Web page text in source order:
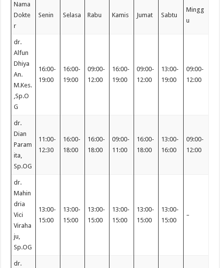
Nama
Dokte
r
Senin Selasa Rabu Kamis Jumat Sabtu
Mingg
u
dr.
Alfun
Dhiya
An.
M.Kes.
,Sp.O
G
16:00-
19:00
16:00-
19:00
09:00-
12:00
16:00-
19:00
09:00-
12:00
13:00-
19:00
09:00-
12:00
dr.
Dian
Param
ita,
Sp.OG
11:00-
12:30
16:00-
18:00
16:00-
18:00
09:00-
11:00
16:00-
18:00
13:00-
16:00
09:00-
12:00
dr.
Mahin
dria
Vici
Viraha
ju,
Sp.OG
13:00-
15:00
13:00-
15:00
13:00-
15:00
13:00-
15:00
13:00-
15:00
13:00-
15:00
–
dr.